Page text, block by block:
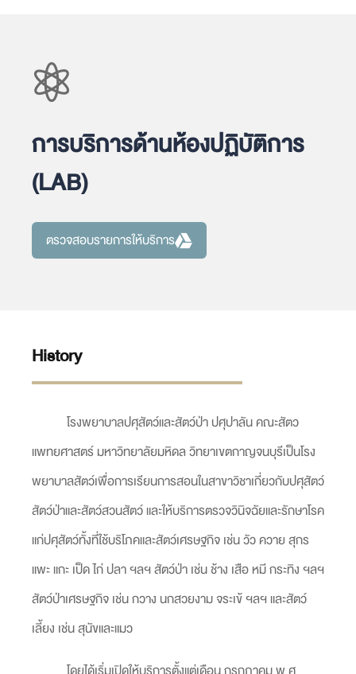
การบริการด้านห้องปฏิบัติการ
(LAB)
ตรวจสอบรายการให้บริการ
History
โรงพยาบาลปศุสัตว์และสัตว์ป่า ปศุปาลัน คณะสัตว
แพทยศาสตร์ มหาวิทยาลัยมหิดล วิทยาเขตกาญจนบุรีเป็นโรง
พยาบาลสัตว์เพื่อการเรียนการสอนในสาขาวิชาเกี่ยวกับปศุสัตว์
สัตว์ป่าและสัตว์สวนสัตว์ และให้บริการตรวจวินิจฉัยและรักษาโรค
แก่ปศุสัตว์ทั้งที่ใช้บริโภคและสัตว์เศรษฐกิจ เช่น วัว ควาย สุกร
แพะ แกะ เป็ด ไก่ ปลา ฯลฯ สัตว์ป่า เช่น ช้าง เสือ หมี กระทิง ฯลฯ
สัตว์ป่าเศรษฐกิจ เช่น กวาง นกสวยงาม จระเข้ ฯลฯ และสัตว์
เลี้ยง เช่น สุนัขและแมว